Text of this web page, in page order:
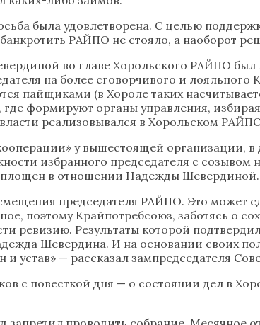
была удовлетворена. С целью
РАЙПО не стояло, а наоборот
во главе Хорольского РАЙПО был
на более сговорчивого и лояльного
пайщиками (в Хороле таких
формируют органы управления,
реализовывался в Хорольском
у вышестоящей организации,
избранного председателя с созывом
в отношении Надежды Шевердиной.
председателя РАЙПО. Это может
поэтому Крайпотребсоюз, заботясь о
ревизию. Результаты которой
Шевердина. И на основании своих
устав» — рассказал зампредседателя
с повесткой дня — о состоянии дел в